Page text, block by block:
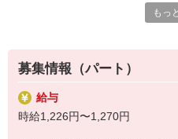
◇頑張った分、スタッフに還元
・パートは特別手当の支給あり
※提供食事数:30人分
※1日の作業人数:1人
★＼サービス・職種の魅力／
完全調理済み食品を使用のため
もっ
募集情報（パート）
給与
時給1,226円〜1,270円